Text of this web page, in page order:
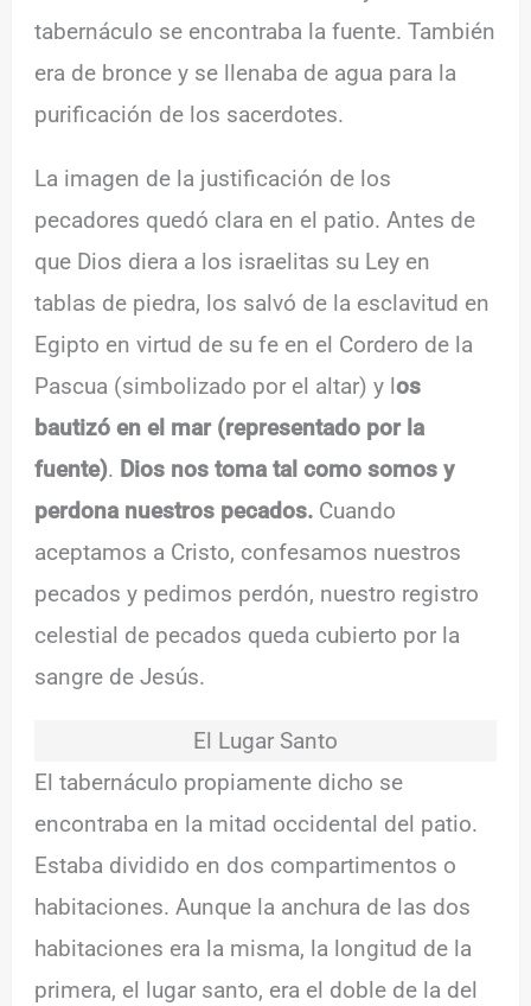
tabernáculo se encontraba la fuente. También
era de bronce y se llenaba de agua para la
purificación de los sacerdotes.
La imagen de la justificación de los
pecadores quedó clara en el patio. Antes de
que Dios diera a los israelitas su Ley en
tablas de piedra, los salvó de la esclavitud en
Egipto en virtud de su fe en el Cordero de la
Pascua (simbolizado por el altar) y los
bautizó en el mar (representado por la
fuente). Dios nos toma tal como somos y
perdona nuestros pecados. Cuando
aceptamos a Cristo, confesamos nuestros
pecados y pedimos perdón, nuestro registro
celestial de pecados queda cubierto por la
sangre de Jesús.
El Lugar Santo
El tabernáculo propiamente dicho se
encontraba en la mitad occidental del patio.
Estaba dividido en dos compartimentos o
habitaciones. Aunque la anchura de las dos
habitaciones era la misma, la longitud de la
primera, el lugar santo, era el doble de la del